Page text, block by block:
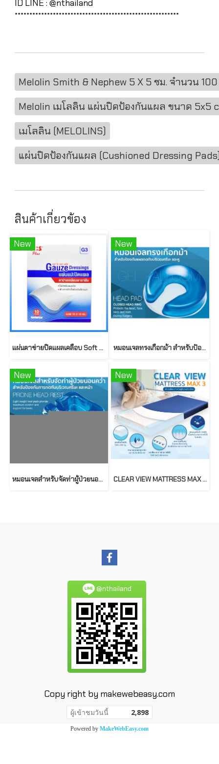
ID LINE : @nthailand
********************************************************
Melolin Smith & Nephew 5 X 5 ซม. จำนวน
Melolin เมโลลิน แผ่นปิดป้องกันแผล ขนาด 5x5
เมโลลิน (MELOLINS)
แผ่นปิดป้องกันแผล (Cushioned Dressing
สินค้าเกี่ยวข้อง
New
แผ่นตาข่ายปิดแผลเคลือบ Soft Paraffin ยี่ห้อ SOS Plus 10x10 cm (10ชิ้น/กล่อง)
New
หมอนเจลทรงเกือกม้า สำหรับป้องกันแผลกดทับบริเวณศรีษะ และหู
New
หมอนเจลสำหรับจัดท่าผู้ป่วยนอนคว่ำ สำหรับป้องกันการกดทับบริเวณศรีษะ และหน้า
New
CLEAR VIEW MATTRESS MAX 3 ที่นอนโฟม สำหรับผู้ที่นอนติดเตียง
@nthailand
Copy right by makewebeasy.com
ผู้เข้าชมวันนี้ 2,898
Powered by MakeWebEasy.com